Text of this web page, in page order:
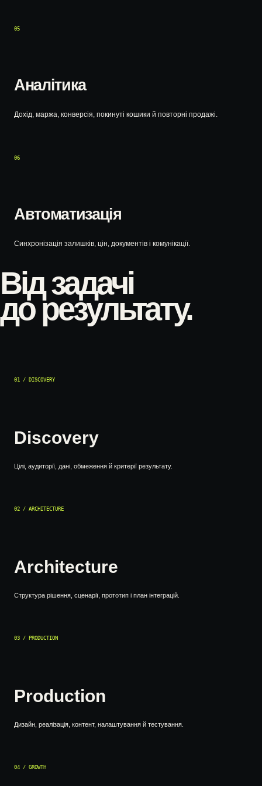
05
Аналітика
Дохід, маржа, конверсія, покинуті кошики й повторні продажі.
06
Автоматизація
Синхронізація залишків, цін, документів і комунікації.
Від задачі
до результату.
01 / DISCOVERY
Discovery
Цілі, аудиторії, дані, обмеження й критерії результату.
02 / ARCHITECTURE
Architecture
Структура рішення, сценарії, прототип і план інтеграцій.
03 / PRODUCTION
Production
Дизайн, реалізація, контент, налаштування й тестування.
04 / GROWTH